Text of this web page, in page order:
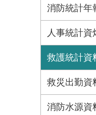
消防統計年
人事統計資
救護統計資
救災出勤資
消防水源資